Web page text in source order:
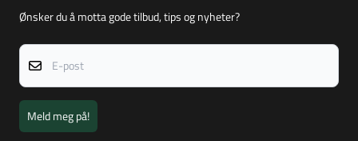
Ønsker du å motta gode tilbud, tips og nyheter?
E-post
Meld meg på!